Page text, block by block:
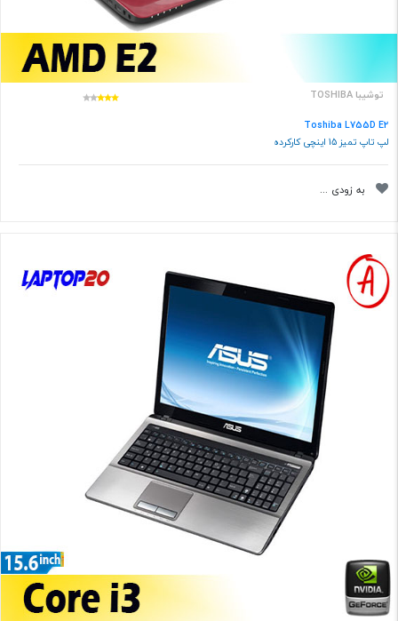
توشیبا TOSHIBA
Toshiba L755D E2
لپ تاپ تمیز 15 اینچی کارکرده
به زودی ...